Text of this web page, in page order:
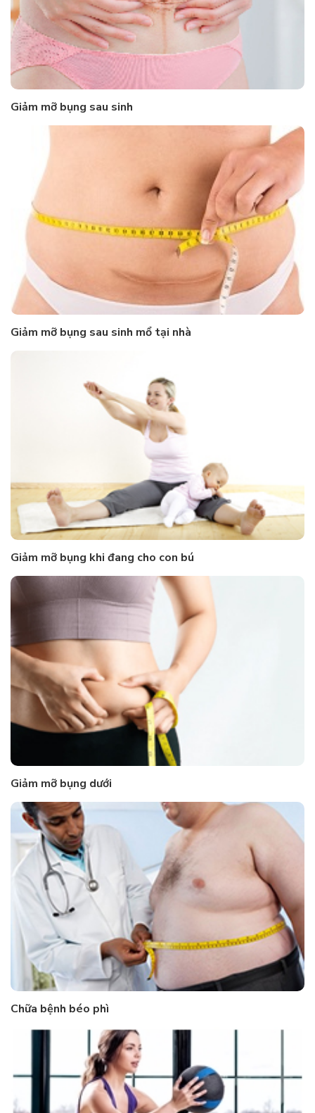
Giảm mỡ bụng sau sinh
Giảm mỡ bụng sau sinh mổ tại nhà
Giảm mỡ bụng khi đang cho con bú
Giảm mỡ bụng dưới
Chữa bệnh béo phì